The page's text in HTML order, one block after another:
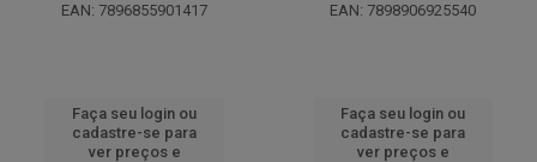
EAN: 7896855901417
Faça seu login ou
cadastre-se para
ver preços e
EAN: 7898906925540
Faça seu login ou
cadastre-se para
ver preços e